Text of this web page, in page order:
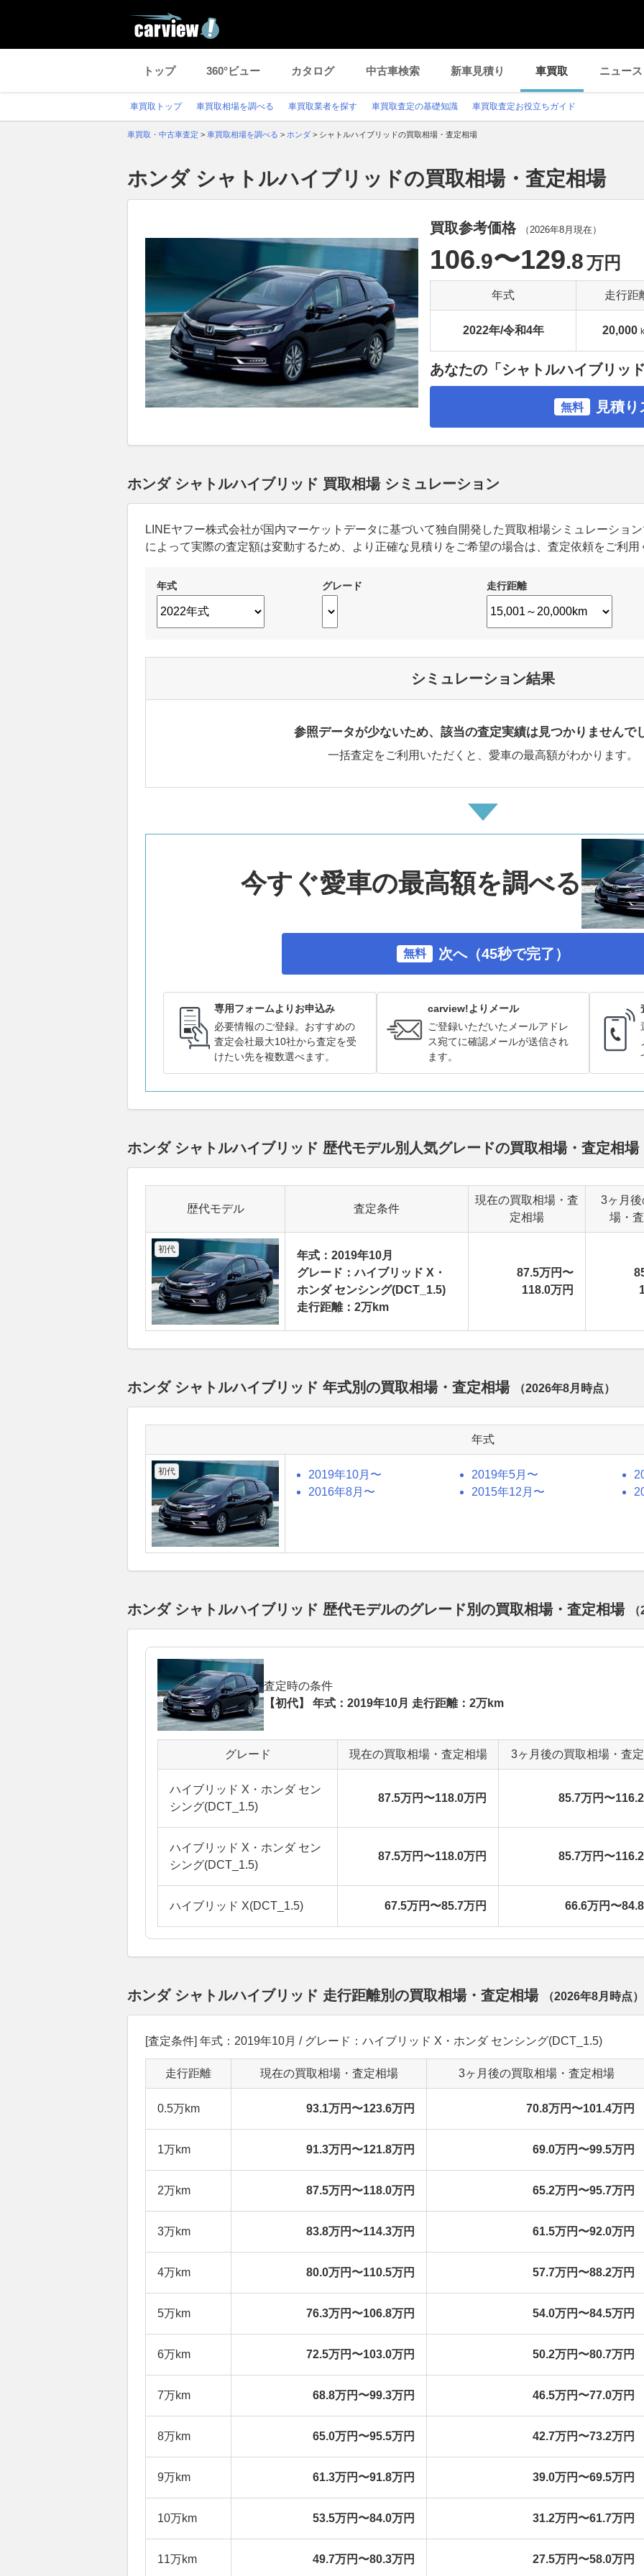
トップ 360°ビュー カタログ 中古車検索 新車見積り 車買取 ニュース
車買取トップ 車買取相場を調べる 車買取業者を探す 車買取査定の基礎知識 車買取査定お役立ちガイド
車買取・中古車査定 > 車買取相場を調べる > ホンダ > シャトルハイブリッドの買取相場・査定相場
ホンダ シャトルハイブリッドの買取相場・査定相場
買取参考価格 （2026年8月 現在）
106.9〜129.8万円
年式 走行距
2022年/令和4年 20,000
あなたの「シャトルハイブリッ
無料 見積
ホンダ シャトルハイブリッド 買取相場 シミュレーション
LINEヤフー株式会社が国内マーケットデータに基づいて独自開発した買取相場シミュレーショ
によって実際の査定額は変動するため、より正確な見積りをご希望の場合は、査定依頼をご利用
年式 グレード 走行距離
シミュレーション結果
参照データが少ないため、該当の査定実績は見つかりませんで
一括査定をご利用いただくと、愛車の最高額がわかります。
今すぐ愛車の最高額を調べる
無料 次へ（45秒で完了）
専用フォームよりお申込み
必要情報のご登録。おすすめの
査定会社最大10社から査定を受
けたい先を複数選べます。
carview!よりメール
ご登録いただいたメールアドレ
ス宛てに確認メールが送信され
ます。
ホンダ シャトルハイブリッド 歴代モデル別人気グレードの買取相場・査定相場
歴代モデル 査定条件
現在の買取相場・査
定相場
3ヶ月
場・
初代
年式：2019年10月
グレード：ハイブリッド X・
ホンダ センシング(DCT_1.5)
走行距離：2万km
87.5万円〜
118.0万円
ホンダ シャトルハイブリッド 年式別の買取相場・査定相場 （2026年8月 時点）
年式
初代 2019年10月〜 2019年5月〜
2016年8月〜
2015年12月〜
ホンダ シャトルハイブリッド 歴代モデルのグレード別の買取相場・査定相場 （
査定時の条件
【初代】 年式：2019年10月 走行距離：2万km
グレード 現在の買取相場・査定相場 3ヶ月後の買取相場・査
ハイブリッド X・ホンダ セン
シング(DCT_1.5)
87.5万円〜118.0万円 85.7万円〜
ハイブリッド X・ホンダ セン
シング(DCT_1.5)
87.5万円〜118.0万円 85.7万円〜
ハイブリッド X(DCT_1.5) 67.5万円〜85.7万円 66.6万円〜
ホンダ シャトルハイブリッド 走行距離別の買取相場・査定相場 （2026年8月 時点）
[査定条件] 年式：2019年10月 / グレード：ハイブリッド X・ホンダ センシング(DCT_1.5)
走行距離 現在の買取相場・査定相場 3ヶ月後の買取相場・査定相場
0.5万km 93.1万円〜123.6万円 70.8万円〜101.4万円
1万km 91.3万円〜121.8万円 69.0万円〜99.5万円
2万km 87.5万円〜118.0万円 65.2万円〜95.7万円
3万km 83.8万円〜114.3万円 61.5万円〜92.0万円
4万km 80.0万円〜110.5万円 57.7万円〜88.2万円
5万km 76.3万円〜106.8万円 54.0万円〜84.5万円
6万km 72.5万円〜103.0万円 50.2万円〜80.7万円
7万km 68.8万円〜99.3万円 46.5万円〜77.0万円
8万km 65.0万円〜95.5万円 42.7万円〜73.2万円
9万km 61.3万円〜91.8万円 39.0万円〜69.5万円
10万km 53.5万円〜84.0万円 31.2万円〜61.7万円
11万km 49.7万円〜80.3万円 27.5万円〜58.0万円